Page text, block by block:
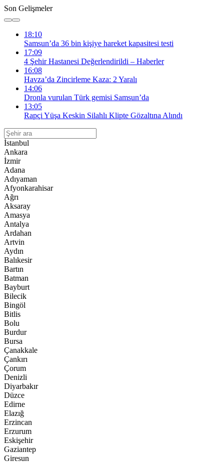
Son Gelişmeler
18:10
Samsun’da 36 bin kişiye hareket kapasitesi testi
17:09
4 Şehir Hastanesi Değerlendirildi – Haberler
16:08
Havza’da Zincirleme Kaza: 2 Yaralı
14:06
Dronla vurulan Türk gemisi Samsun’da
13:05
Rapçi Yüşa Keskin Silahlı Klipte Gözaltına Alındı
İstanbul
Ankara
İzmir
Adana
Adıyaman
Afyonkarahisar
Ağrı
Aksaray
Amasya
Antalya
Ardahan
Artvin
Aydın
Balıkesir
Bartın
Batman
Bayburt
Bilecik
Bingöl
Bitlis
Bolu
Burdur
Bursa
Çanakkale
Çankırı
Çorum
Denizli
Diyarbakır
Düzce
Edirne
Elazığ
Erzincan
Erzurum
Eskişehir
Gaziantep
Giresun